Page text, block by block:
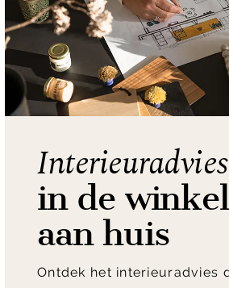
Interieuradvies
in de
aan huis
Ontdek het interieuradvies